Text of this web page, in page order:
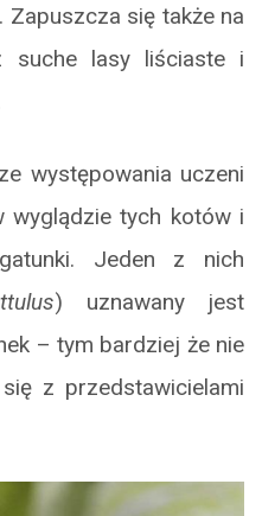
Zapuszcza się także na
suche lasy liściaste i
występowania uczeni
wyglądzie tych kotów i
Jeden z nich
) uznawany jest
– tym bardziej że nie
z przedstawicielami